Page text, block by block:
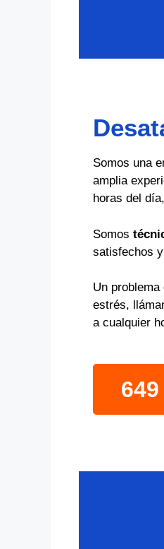
Somos una
amplia
horas del
Somos
satisfechos
Un
estrés,
a cualquier